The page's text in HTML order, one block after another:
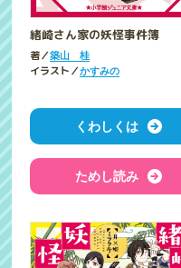
緒崎さん家の妖怪事件簿
著／築山 桂
イラスト／かすみの
くわしくは
ためし読み